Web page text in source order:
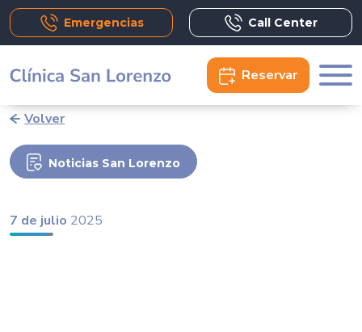
Emergencias Call Center
Reservar
Volver
Noticias San Lorenzo
7 de julio 2025